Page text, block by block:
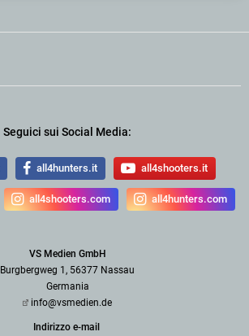
Seguici sui Social Media:
all4hunters.it all4shooters.it
all4shooters.com all4hunters.com
VS Medien GmbH
Burgbergweg 1, 56377 Nassau
Germania
info@vsmedien.de
Indirizzo e-mail